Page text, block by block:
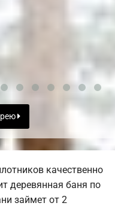
качественно
деревянная баня по
займет от 2